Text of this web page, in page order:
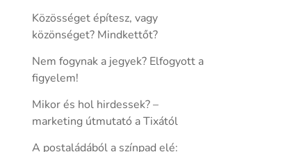
Közösséget építesz, vagy
közönséget? Mindkettőt?
Nem fogynak a jegyek? Elfogyott a
figyelem!
Mikor és hol hirdessek? –
marketing útmutató a Tixától
A postaládából a színpad elé: